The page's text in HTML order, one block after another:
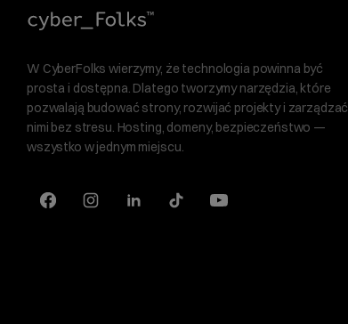
W CyberFolks wierzymy, że technologia powinna być
prosta i dostępna. Dlatego tworzymy narzędzia, które
pozwalają budować strony, rozwijać projekty i zarządzać
nimi bez stresu. Hosting, domeny, bezpieczeństwo —
wszystko w jednym miejscu.